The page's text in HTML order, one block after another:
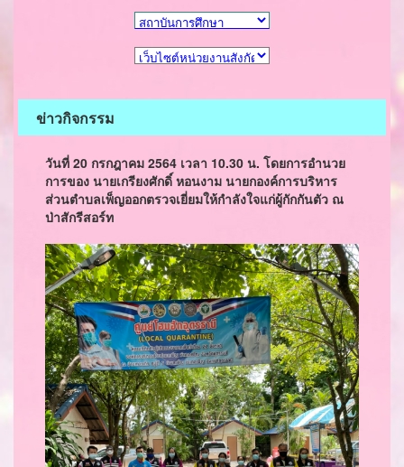
ข่าวกิจกรรม
วันที่ 20 กรกฎาคม 2564 เวลา 10.30 น. โดยการอำนวย
การของ นายเกรียงศักดิ์ หอนงาม นายกองค์การบริหาร
ส่วนตำบลเพ็ญออกตรวจเยี่ยมให้กำลังใจแก่ผู้กักกันตัว ณ
ป่าสักรีสอร์ท